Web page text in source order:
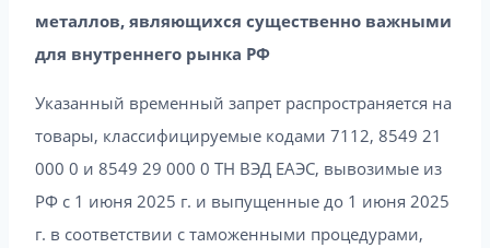
металлов, являющихся существенно важными
для внутреннего рынка РФ
Указанный временный запрет распространяется на
товары, классифицируемые кодами 7112, 8549 21
000 0 и 8549 29 000 0 ТН ВЭД ЕАЭС, вывозимые из
РФ с 1 июня 2025 г. и выпущенные до 1 июня 2025
г. в соответствии с таможенными процедурами,